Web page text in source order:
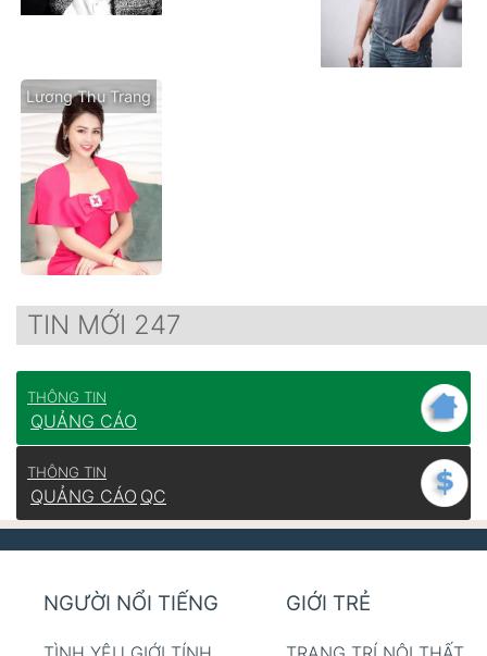
Lương Thu Trang
TIN MỚI 247
THÔNG TIN
QUẢNG CÁO
THÔNG TIN
QUẢNG CÁO QC
NGƯỜI NỔI TIẾNG GIỚI TRẺ